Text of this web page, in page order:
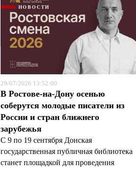
НОВОСТИ
29/07/2026 13:52:00
В Ростове-на-Дону осенью
соберутся молодые писатели из
России и стран ближнего
зарубежья
С 9 по 19 сентября Донская
государственная публичная библиотека
станет площадкой для проведения